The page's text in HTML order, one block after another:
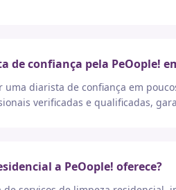
de confiança pela PeOople!
uma diarista de confiança em
verificadas e qualificadas,
a PeOople! oferece?